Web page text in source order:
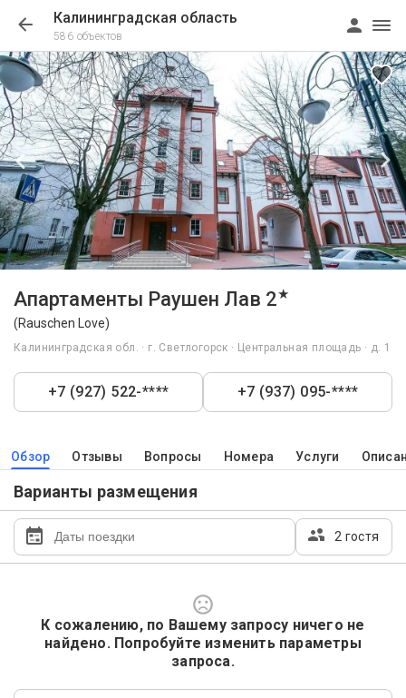
Калининградская область
586 объектов
Апартаменты Раушен Лав 2★
(Rauschen Love)
Калининградская обл. · г. Светлогорск · Центральная площадь · д. 1
+7 (927) 522-**** +7 (937) 095-****
Обзор Отзывы Вопросы Номера Услуги
Варианты размещения
2 гостя
К сожалению, по Вашему запросу ничего не
найдено. Попробуйте изменить параметры
запроса.